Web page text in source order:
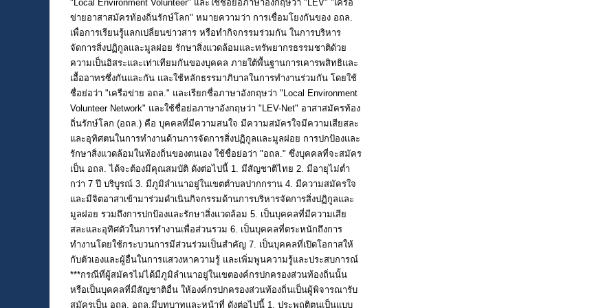
"Local Environment Volunteer" และใช้ชื่อย่อภาษาอังกฤษว่า "LEV" "เครือ
ข่ายอาสาสมัครท้องถิ่นรักษ์โลก" หมายความว่า การเชื่อมโยงกันของ อถล.
เพื่อการเรียนรู้แลกเปลี่ยนข่าวสาร หรือทํากิจกรรมร่วมกัน ในการบริหาร
จัดการสิ่งปฏิกูลและมูลฝอย รักษาสิ่งแวดล้อมและทรัพยากรธรรมชาติด้วย
ความเป็นอิสระและเท่าเทียมกันของบุคคล ภายใต้พื้นฐานการเคารพสิทธิและ
เอื้ออาทรซึ่งกันและกัน และใช้หลักธรรมาภิบาลในการทํางานร่วมกัน โดยใช้
ชื่อย่อว่า "เครือข่าย อถล." และเรียกชื่อภาษาอังกฤษว่า "Local Environment
Volunteer Network" และใช้ชื่อย่อภาษาอังกฤษว่า "LEV-Net" อาสาสมัครท้อง
ถิ่นรักษ์โลก (อถล.) คือ บุคคลที่มีความสนใจ มีความสมัครใจมีความเสียสละ
และอุทิศตนในการทำงานด้านการจัดการสิ่งปฏิกูลและมูลฝอย การปกป้องและ
รักษาสิ่งแวดล้อมในท้องถิ่นของตนเอง ใช้ชื่อย่อว่า "อถล." ซึ่งบุคคลที่จะสมัคร
เป็น อถล. ได้จะต้องมีคุณสมบัติ ดังต่อไปนี้ 1. มีสัญชาติไทย 2. มีอายุไม่ต่ำ
กว่า 7 ปี บริบูรณ์ 3. มีภูมิลำเนาอยู่ในเขตตำบลปากกราน 4. มีความสมัครใจ
และมีจิตอาสาเข้ามาร่วมดำเนินกิจกรรมด้านการบริหารจัดการสิ่งปฏิกูลและ
มูลฝอย รวมถึงการปกป้องและรักษาสิ่งแวดล้อม 5. เป็นบุคคลที่มีความเสีย
สละและอุทิศตัวในการทำงานเพื่อส่วนรวม 6. เป็นบุคคลที่ตระหนักถึงการ
ทำงานโดยใช้กระบวนการมีส่วนร่วมเป็นสำคัญ 7. เป็นบุคคลที่เปิดโอกาสให้
กับตัวเองและผู้อื่นในการแสวงหาความรู้ และเพิ่มพูนความรู้และประสบการณ์
***กรณีที่ผู้สมัครไม่ได้มีภูมิลำเนาอยู่ในเขตองค์กรปกครองส่วนท้องถิ่นนั้น
หรือเป็นบุคคลที่มีสัญชาติอื่น ให้องค์กรปกครองส่วนท้องถิ่นเป็นผู้พิจารณารับ
สมัครเป็น อถล. อถล.มีบทบาทและหน้าที่ ดังต่อไปนี้ 1. ประพฤติตนเป็นแบบ